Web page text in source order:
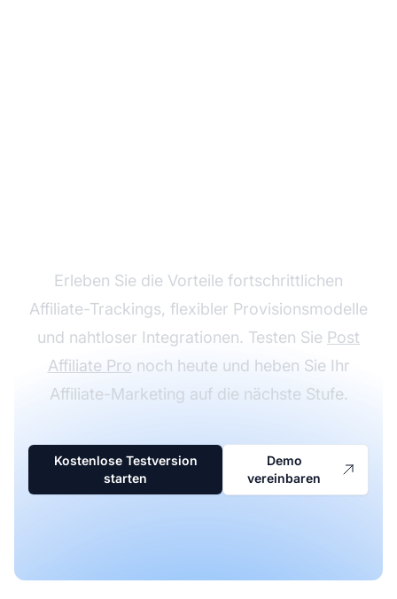
Erleben Sie die Vorteile fortschrittlichen
Affiliate-Trackings, flexibler Provisionsmodelle
und nahtloser Integrationen. Testen Sie Post
Affiliate Pro noch heute und heben Sie Ihr
Affiliate-Marketing auf die nächste Stufe.
Kostenlose Testversion
starten
Demo
vereinbaren